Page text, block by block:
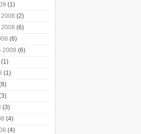
(1)
(2)
(6)
(6)
2008 (6)
(1)
(1)
(3)
(4)
(4)